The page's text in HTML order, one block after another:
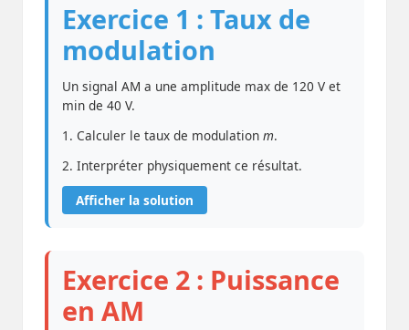
Exercice 1 : Taux de
modulation
Un signal AM a une amplitude max de 120 V et
min de 40 V.
1. Calculer le taux de modulation m.
2. Interpréter physiquement ce résultat.
Afficher la solution
Exercice 2 : Puissance
en AM